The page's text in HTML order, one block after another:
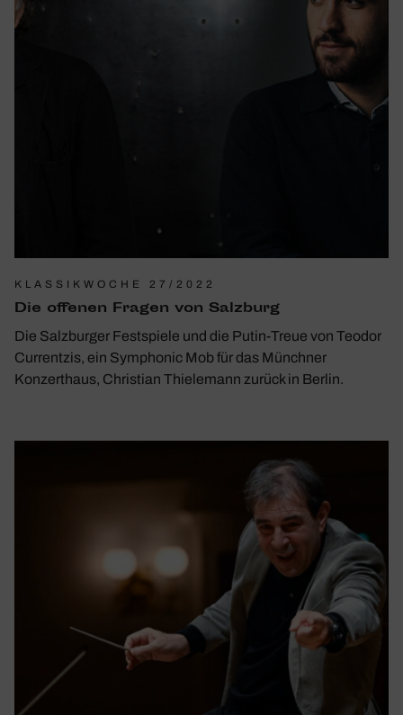
KLASSIKWOCHE 27/2022
Die offenen Fragen von Salz­burg
Die Salzburger Festspiele und die Putin-Treue von Teodor
Currentzis, ein Symphonic Mob für das Münchner
Konzerthaus, Christian Thielemann zurück in Berlin.